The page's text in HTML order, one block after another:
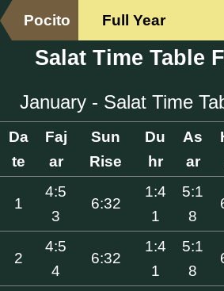
Pocito Full Year
Salat Time Table
January - Salat Time
Da
te
Faj
ar
Sun
Rise
Du
hr
As
ar
1
4:5
3
6:32
1:4
1
5:1
8
2
4:5
4
6:32
1:4
1
5:1
8